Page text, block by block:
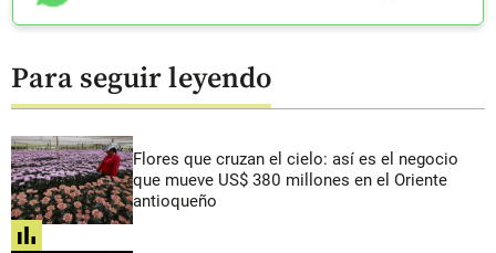
Para seguir leyendo
Flores que cruzan el cielo: así es el negocio
que mueve US$ 380 millones en el Oriente
antioqueño
share